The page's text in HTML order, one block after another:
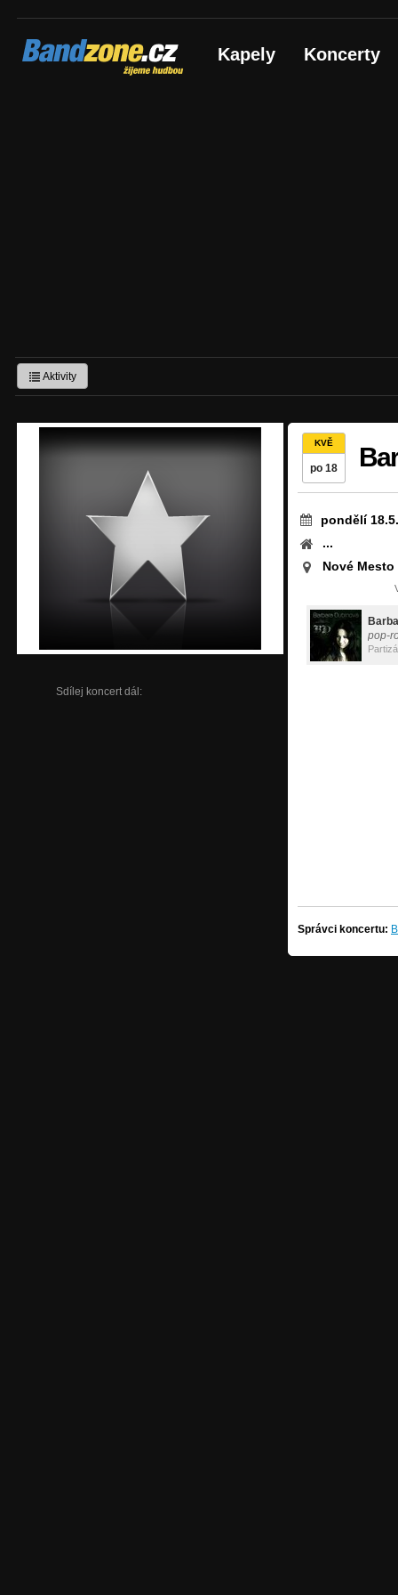
Bandzone.cz
žijeme hudbou Kapely Koncerty
Aktivity
Sdílej koncert dál:
KVĚ
po 18
pondělí
...
Nové
pop-
Správci koncertu: